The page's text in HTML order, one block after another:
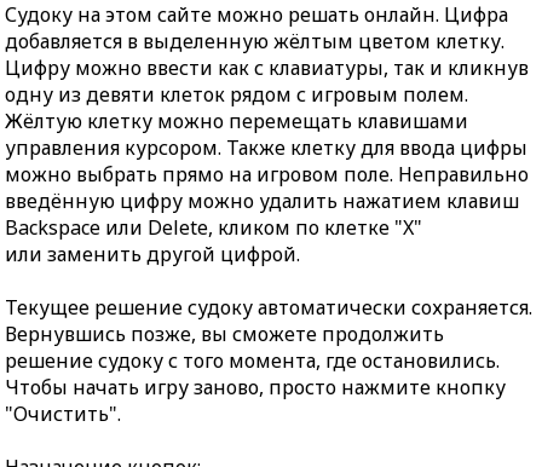
Судоку на этом сайте можно решать онлайн. Цифра
добавляется в выделенную жёлтым цветом клетку.
Цифру можно ввести как с клавиатуры, так и кликнув
одну из девяти клеток рядом с игровым полем.
Жёлтую клетку можно перемещать клавишами
управления курсором. Также клетку для ввода цифры
можно выбрать прямо на игровом поле. Неправильно
введённую цифру можно удалить нажатием клавиш
Backspace или Delete, кликом по клетке "X"
или заменить другой цифрой.
Текущее решение судоку автоматически сохраняется.
Вернувшись позже, вы сможете продолжить
решение судоку с того момента, где остановились.
Чтобы начать игру заново, просто нажмите кнопку
"Очистить".